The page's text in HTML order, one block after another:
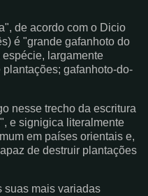
de acordo com o Dicio
é "grande gafanhoto do
largamente
gafanhoto-do-
nesse trecho da escritura
e signigica literalmente
em países orientais e,
de destruir plantações
suas mais variadas